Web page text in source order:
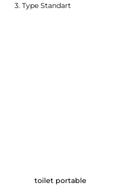
3. Type Standart
toilet portable